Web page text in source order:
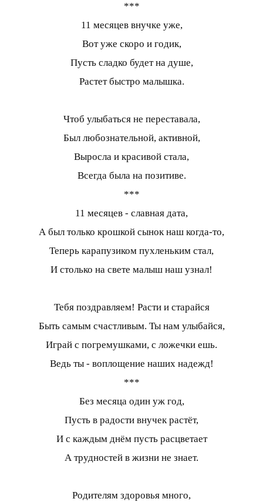
***
11 месяцев внучке уже,
Вот уже скоро и годик,
Пусть сладко будет на душе,
Растет быстро малышка.
Чтоб улыбаться не переставала,
Был любознательной, активной,
Выросла и красивой стала,
Всегда была на позитиве.
***
11 месяцев - славная дата,
А был только крошкой сынок наш когда-то,
Теперь карапузиком пухленьким стал,
И столько на свете малыш наш узнал!
Тебя поздравляем! Расти и старайся
Быть самым счастливым. Ты нам улыбайся,
Играй с погремушками, с ложечки ешь.
Ведь ты - воплощение наших надежд!
***
Без месяца один уж год,
Пусть в радости внучек растёт,
И с каждым днём пусть расцветает
А трудностей в жизни не знает.
Родителям здоровья много,